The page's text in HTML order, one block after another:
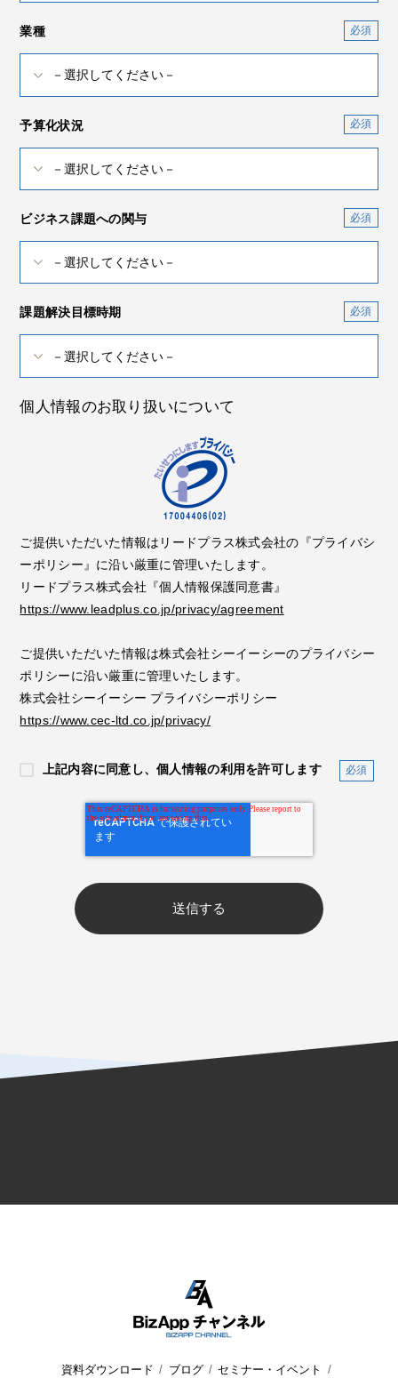
業種
予算化状況
ビジネス課題への関与
課題解決目標時期
個人情報のお取り扱いについて
ご提供いただいた情報はリードプラス株式会社の『プライバシ
ーポリシー』に沿い厳重に管理いたします。
リードプラス株式会社『個人情報保護同意書』
https://www.leadplus.co.jp/privacy/agreement
ご提供いただいた情報は株式会社シーイーシーのプライバシー
ポリシーに沿い厳重に管理いたします。
株式会社シーイーシー プライバシーポリシー
https://www.cec-ltd.co.jp/privacy/
上記内容に同意し、個人情報の利用を許可します
資料ダウンロード ブログ セミナー・イベント